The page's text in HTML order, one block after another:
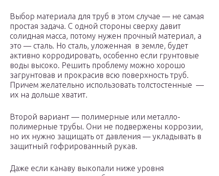
Выбор материала для труб в этом случае — не самая
простая задача. С одной стороны сверху давит
солидная масса, потому нужен прочный материал, а
это — сталь. Но сталь, уложенная в земле, будет
активно корродировать, особенно если грунтовые
воды высоко. Решить проблему можно хорошо
загрунтовав и прокрасив всю поверхность труб.
Причем желательно использовать толстостенные —
их на дольше хватит.
Второй вариант — полимерные или металло-
полимерные трубы. Они не подвержены коррозии,
но их нужно защищать от давления — укладывать в
защитный гофрированный рукав.
Даже если канаву выкопали ниже уровня